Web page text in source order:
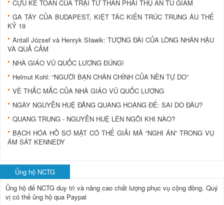
CỰU KẾ TOÁN CỦA TRẠI TỬ THẦN PHẢI THỤ ÁN TÙ GIAM
GA TÂY CỦA BUDAPEST, KIỆT TÁC KIẾN TRÚC TRUNG ÂU THẾ
KỶ 19
Antall József và Henryk Sławik: TƯỢNG ĐÀI CỦA LÒNG NHÂN HẬU
VÀ QUẢ CẢM
NHÀ GIÁO VŨ QUỐC LƯƠNG ĐÚNG!
Helmut Kohl: “NGƯỜI BẠN CHÂN CHÍNH CỦA NỀN TỰ DO”
VỀ THẮC MẮC CỦA NHÀ GIÁO VŨ QUỐC LƯƠNG
NGÀY NGUYỄN HUỆ ĐĂNG QUANG HOÀNG ĐẾ: SAI DO ĐÂU?
QUANG TRUNG - NGUYỄN HUỆ LÊN NGÔI KHI NÀO?
BẠCH HÓA HỒ SƠ MẬT CÓ THỂ GIẢI MÃ “NGHI ÁN” TRONG VỤ
ÁM SÁT KENNEDY
Ủng hộ NCTG
Ủng hộ để NCTG duy trì và nâng cao chất lượng phục vụ cộng đồng. Quý
vị có thể ủng hộ qua Paypal